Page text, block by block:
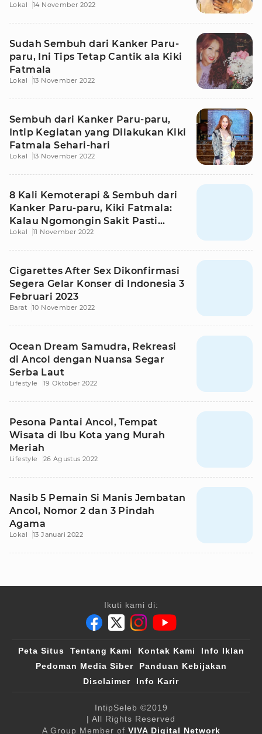
Lokal 14 November 2022
Sudah Sembuh dari Kanker Paru-
paru, Ini Tips Tetap Cantik ala Kiki
Fatmala
Lokal 13 November 2022
Sembuh dari Kanker Paru-paru,
Intip Kegiatan yang Dilakukan Kiki
Fatmala Sehari-hari
Lokal 13 November 2022
8 Kali Kemoterapi & Sembuh dari
Kanker Paru-paru, Kiki Fatmala:
Kalau Ngomongin Sakit Pasti
Nangis
Lokal 11 November 2022
Cigarettes After Sex Dikonfirmasi
Segera Gelar Konser di Indonesia 3
Februari 2023
Barat 10 November 2022
Ocean Dream Samudra, Rekreasi
di Ancol dengan Nuansa Segar
Serba Laut
Lifestyle 19 Oktober 2022
Pesona Pantai Ancol, Tempat
Wisata di Ibu Kota yang Murah
Meriah
Lifestyle 26 Agustus 2022
Nasib 5 Pemain Si Manis Jembatan
Ancol, Nomor 2 dan 3 Pindah
Agama
Lokal 13 Januari 2022
Ikuti kami di:
Peta Situs Tentang Kami Kontak Kami
Info Iklan
Pedoman Media Siber
Panduan Kebijakan
Disclaimer
Info Karir
IntipSeleb ©2019
| All Rights Reserved
A Group Member of VIVA Digital Network